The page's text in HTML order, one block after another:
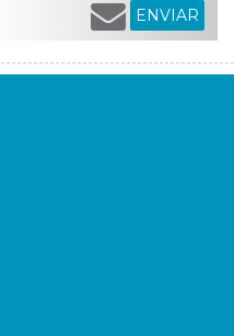
ENVIAR